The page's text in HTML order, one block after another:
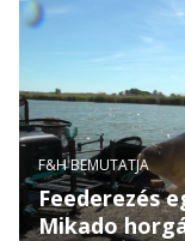
F&H BEMUTATJA
Feederezés
Mikado